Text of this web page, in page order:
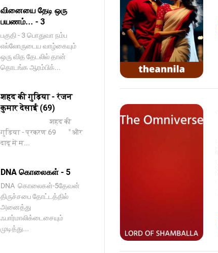
வினையை தேடி ஒரு
பயணம்... - 3
பகுதி - 3 பொதுவா நம்ப
எல்லோருடைய வாழ்கையும்
ஒரு வித தேடலில் தான்
தொடங்க ஆரம்பிக்...
शहद की गुड़िया - रंजन
कुमार देसाई (69)
शहद की
गुड़िया - प्रकरण 69 " और
दादू में म...
DNA கொலைகள் - 5
DNA ️ கொலைகள்-5தேவன்
திருச்சபை தோட்டத்தில்
அனைத்து
ஃபார்மாலிக்டைசையும்
முடித்து...